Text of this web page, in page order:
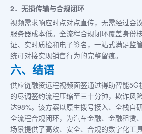
2．无损传输与合规闭环
视频需求响应时点对点直传，无需经过会
服务器成本低。全流程合规闭环覆盖身份
证、实时质检和电子签名，一站式满足监
统可对接实现销售行为的完整留痕。
六、结语
供应链融资远程视频面签通过得助智能5G
的尽调签约流程压缩至三十分钟，欺诈风
达98%。该方案以原生拨号接入、全栈自
全流程合规闭环，为汽车金融、金融租赁
场景提供了高效、安全、合规的数字化工具